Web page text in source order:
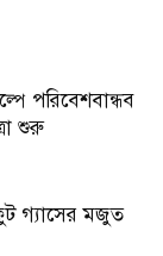
পরিবেশবান্ধব
শুরু
গ্যাসের মজুত